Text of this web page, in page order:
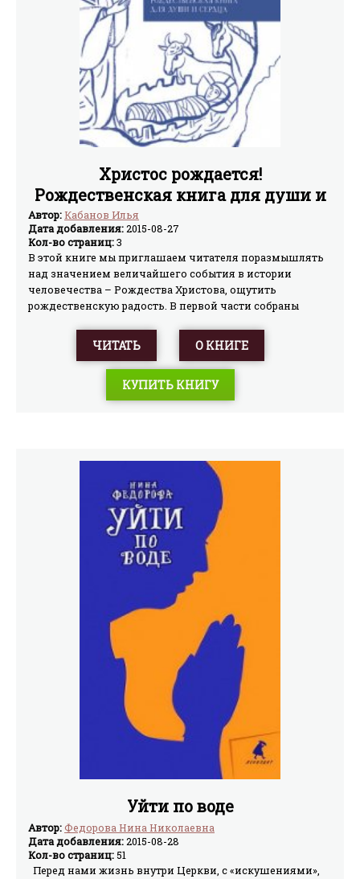
Христос рождается!
Рождественская книга для души и
Автор:Кабанов Илья
Дата добавления:2015-08-27
Кол-во страниц:3
В этой книге мы приглашаем читателя поразмышлять
над значением величайшего события в истории
человечества – Рождества Христова, ощутить
рождественскую радость. В первой части собраны
Спасителя. Во второй – слова о Рождестве Христовом
Отцов Церкви и известных православных писателей.
Третья, богослужебная часть поможет понять самые
красивые и сложные фрагменты Рождественской
ЧИТАТЬ О КНИГЕ
КУПИТЬ КНИГУ
Уйти по воде
Автор:Федорова Нина Николаевна
Дата добавления:2015-08-28
Кол-во страниц: 51
Перед нами жизнь внутри Церкви, с «искушениями»,